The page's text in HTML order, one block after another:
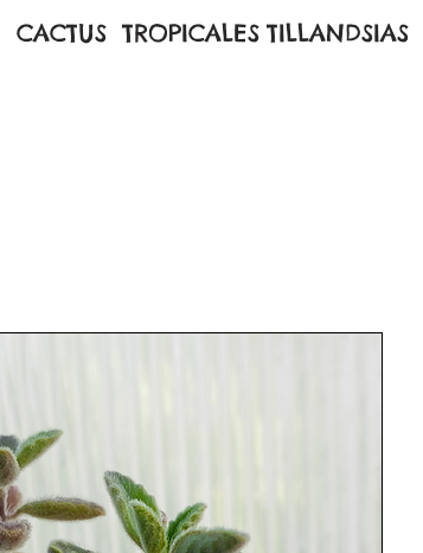
CACTUS TROPICALES TILLANDSIAS